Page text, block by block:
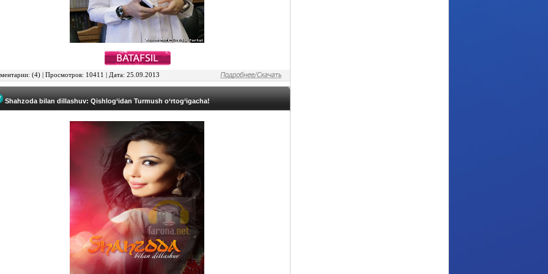
(4) | Просмотров: 10411 | Дата: 25.09.2013
Shahzoda bilan dillashuv: Qishlog‘idan Turmush o‘rtog‘igacha!